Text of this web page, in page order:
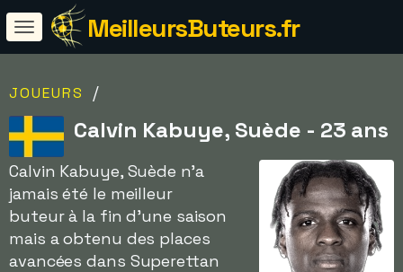
MeilleursButeurs.fr
JOUEURS /
Calvin Kabuye, Suède - 23 ans
Calvin Kabuye, Suède n'a
jamais été le meilleur
buteur à la fin d'une saison
mais a obtenu des places
avancées dans Superettan